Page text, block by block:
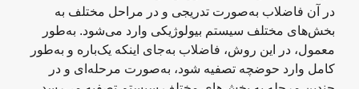
در آن فاضلاب به‌صورت تدریجی و در مراحل مختلف به
بخش‌های مختلف سیستم بیولوژیکی وارد می‌شود. به‌طور
معمول، در این روش، فاضلاب به‌جای اینکه یک‌باره و به‌طور
کامل وارد حوضچه تصفیه شود، به‌صورت مرحله‌ای و در